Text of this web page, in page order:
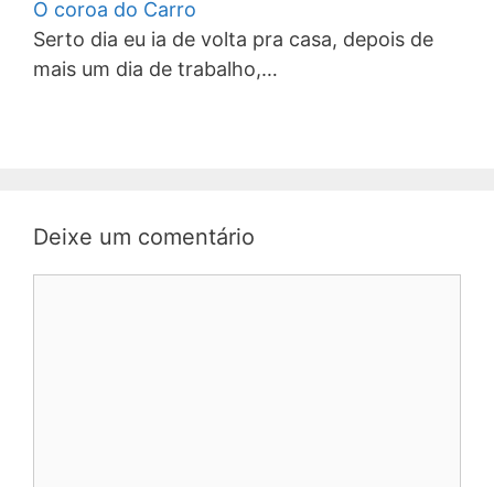
O coroa do Carro
Serto dia eu ia de volta pra casa, depois de
mais um dia de trabalho,…
Deixe um comentário